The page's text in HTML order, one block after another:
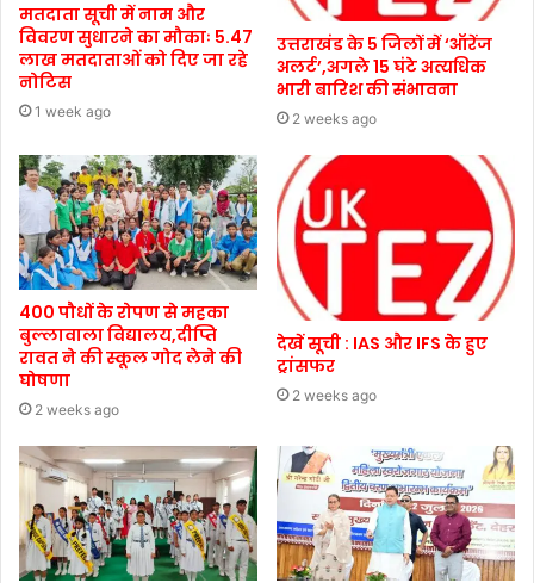
मतदाता सूची में नाम और
विवरण सुधारने का मौकाः 5.47
लाख मतदाताओं को दिए जा रहे
नोटिस
1 week ago
उत्तराखंड के 5 जिलों में ‘ऑरेंज
अलर्ट’,अगले 15 घंटे अत्यधिक
भारी बारिश की संभावना
2 weeks ago
400 पौधों के रोपण से महका
बुल्लावाला विद्यालय,दीप्ति
रावत ने की स्कूल गोद लेने की
घोषणा
2 weeks ago
देखें सूची : IAS और IFS के हुए
ट्रांसफर
2 weeks ago